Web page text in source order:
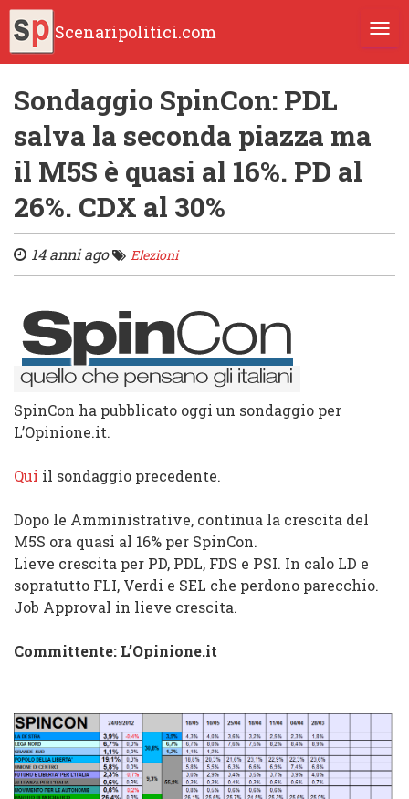
Scenaripolitici.com
Sondaggio SpinCon: PDL
salva la seconda piazza ma
il M5S è quasi al 16%. PD al
26%. CDX al 30%
14 anni ago Elezioni
SpinCon ha pubblicato oggi un sondaggio per
L’Opinione.it.
Qui il sondaggio precedente.
Dopo le Amministrative, continua la crescita del
M5S ora quasi al 16% per SpinCon.
Lieve crescita per PD, PDL, FDS e PSI. In calo LD e
sopratutto FLI, Verdi e SEL che perdono parecchio.
Job Approval in lieve crescita.
Committente: L’Opinione.it